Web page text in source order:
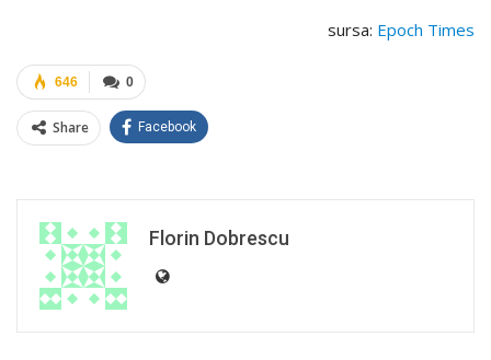
sursa: Epoch Times
0
646
Share Facebook
Florin Dobrescu